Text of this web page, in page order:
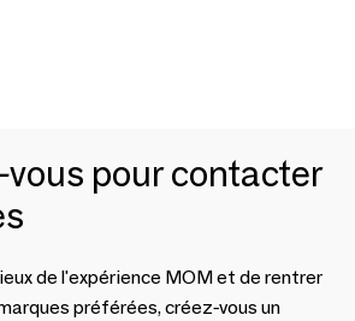
pour contacter
de l'expérience MOM et de rentrer
préférées, créez-vous un